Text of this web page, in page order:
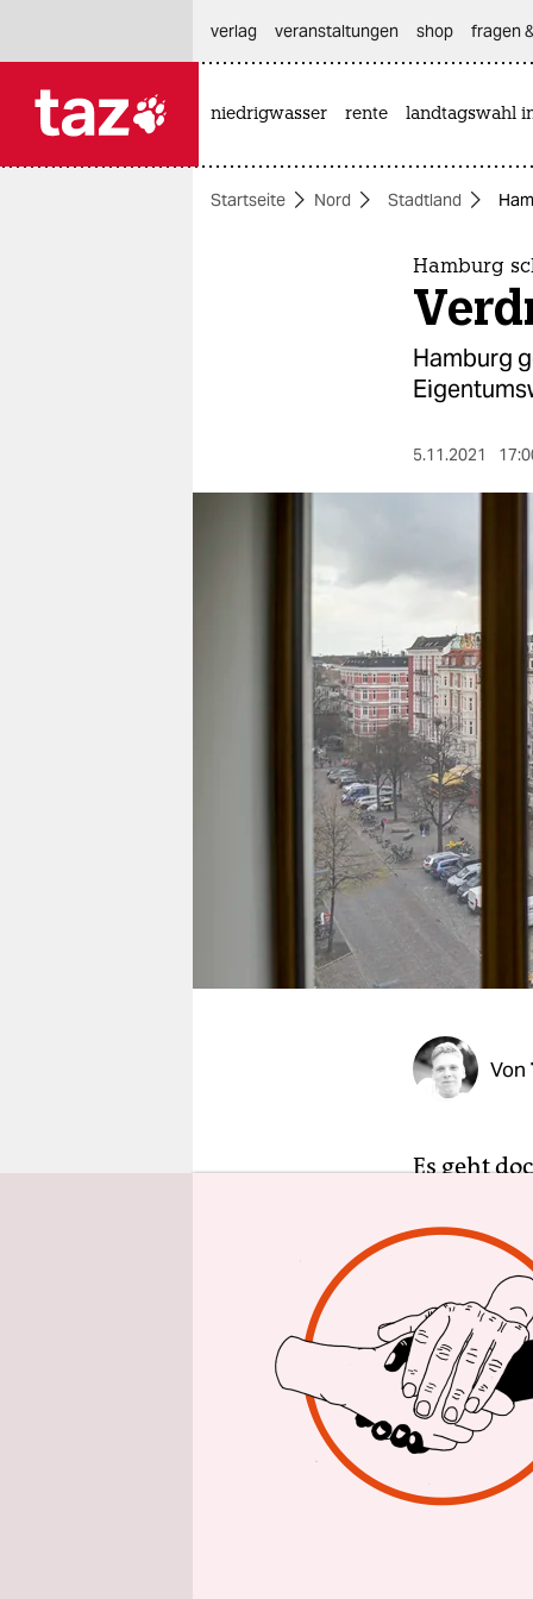
themen
veranstaltungen
fragen & hilfe
unterstützen
verlag
veranstaltungen shop fragen
niedrigwasser rente landtagswahl
Startseite Nord Stadtland
Hamburg
Hamburg
5.11.2021
Von
Es geht
sechs
erteilt.
die
die
Solche